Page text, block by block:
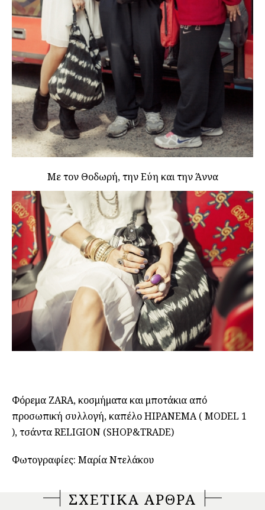
Με τον Θοδωρή, την Εύη και την Άννα
Φόρεμα ZARA, κοσμήματα και μποτάκια από
προσωπική συλλογή, καπέλο HIPANEMA ( MODEL 1
), τσάντα RELIGION (SHOP&TRADE)
Φωτογραφίες: Μαρία Ντελάκου
ΣΧΕΤΙΚΑ ΑΡΘΡΑ